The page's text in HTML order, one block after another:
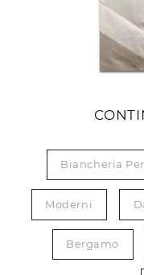
Biancheria
Moderni
Bergamo